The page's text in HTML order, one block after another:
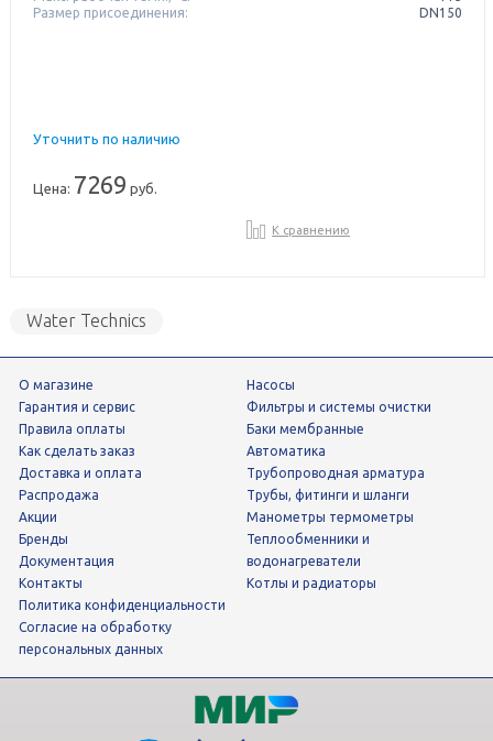
Размер присоединения:
DN150
Уточнить по наличию
Цена: 7269 руб.
К сравнению
Water Technics
О магазине
Гарантия и сервис
Правила оплаты
Как сделать заказ
Доставка и оплата
Распродажа
Акции
Бренды
Документация
Контакты
Насосы
фильтры и системы очистки
Баки мембранные
Автоматика
трубопроводная арматура
трубы, фитинги и шланги
манометры термометры
теплообменники и
водонагреватели
Котлы и радиаторы
Политика конфиденциальности
Согласие на обработку
персональных данных